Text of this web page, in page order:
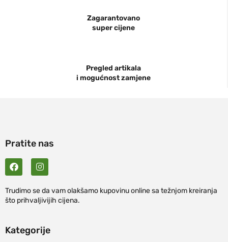
Zagarantovano
super cijene
Pregled artikala
i mogućnost zamjene
Pratite nas
Trudimo se da vam olakšamo kupovinu online sa težnjom kreiranja
što prihvaljivijih cijena.
Kategorije